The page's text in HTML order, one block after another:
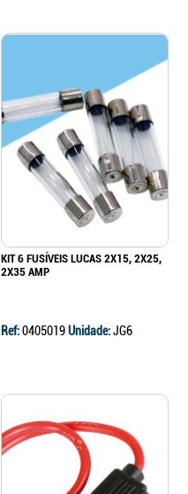
KIT 6 FUSÍVEIS LUCAS 2X15, 2X25,
2X35 AMP
Ref:0405019Unidade:JG6